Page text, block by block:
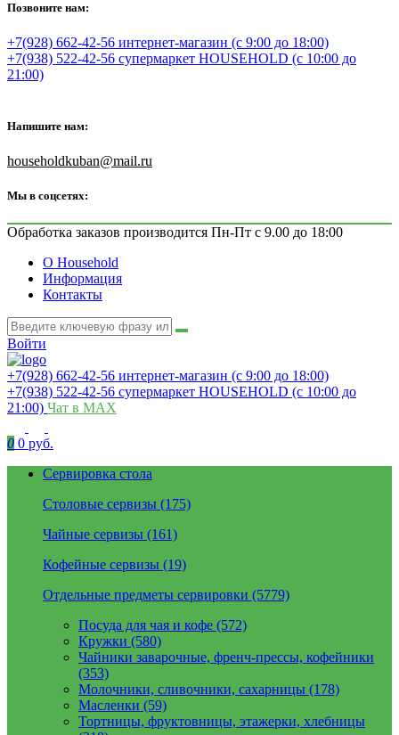
Позвоните нам:
+7(928) 662-42-56 интернет-магазин (с 9:00 до 18:00)
+7(938) 522-42-56 супермаркет HOUSEHOLD (с 10:00 до
21:00)
Напишите нам:
householdkuban@mail.ru
Мы в соцсетях:
Обработка заказов производится Пн-Пт с 9.00 до 18:00
О Household
Информация
Контакты
Войти
+7(928) 662-42-56 интернет-магазин (с 9:00 до 18:00)
+7(938) 522-42-56 супермаркет HOUSEHOLD (с 10:00 до
21:00) Чат в MAX
0 0 руб.
Сервировка стола
Столовые сервизы (175)
Чайные сервизы (161)
Кофейные сервизы (19)
Отдельные предметы сервировки (5779)
Посуда для чая и кофе (572)
Кружки (580)
Чайники заварочные, френч-прессы, кофейники
(353)
Молочники, сливочники, сахарницы (178)
Масленки (59)
Тортницы, фруктовницы, этажерки, хлебницы